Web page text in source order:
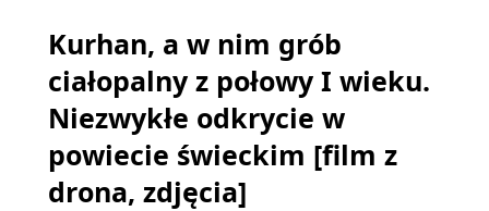
Kurhan, a w nim grób
ciałopalny z połowy I wieku.
Niezwykłe odkrycie w
powiecie świeckim [film z
drona, zdjęcia]